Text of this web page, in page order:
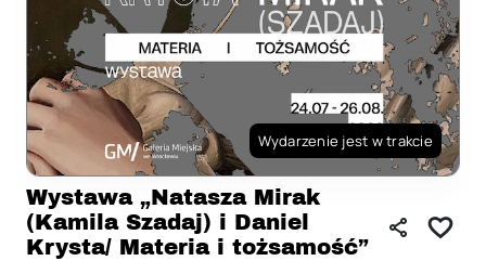
Wydarzenie jest w trakcie
Wystawa „Natasza Mirak
(Kamila Szadaj) i Daniel
Krysta/ Materia i tożsamość”